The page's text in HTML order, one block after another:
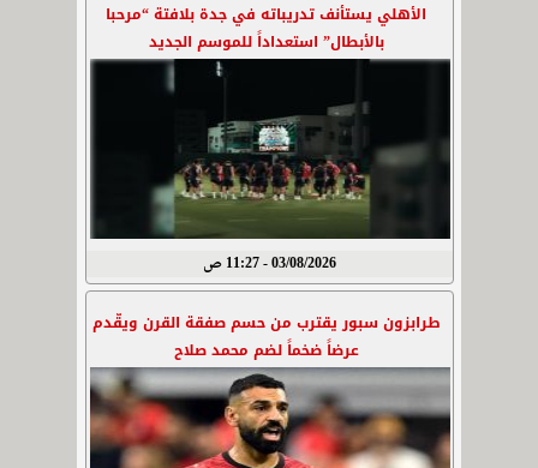
الأهلي يستأنف تدريباته في جدة بلافتة “مرحبا
بالأبطال” استعداداً للموسم الجديد
03/08/2026 - 11:27 ص
طرابزون سبور يقترب من حسم صفقة القرن ويقّدم
عرضاً ضخماً لضم محمد صلاح